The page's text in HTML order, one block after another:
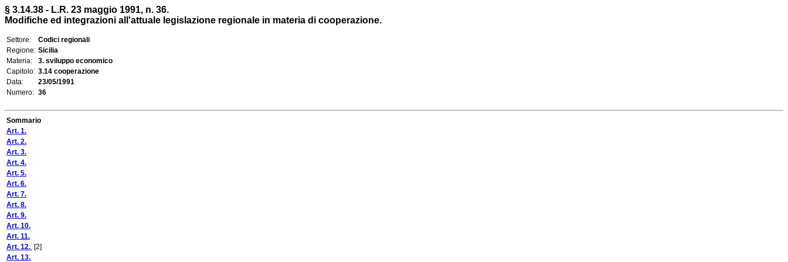
§ 3.14.38 - L.R. 23 maggio 1991, n. 36.
Modifiche ed integrazioni all'attuale legislazione regionale in materia di cooperazione.
Settore:
Codici regionali
Regione: Sicilia
Materia:
3. sviluppo economico
Capitolo: 3.14 cooperazione
Data:
23/05/1991
Numero: 36
Sommario
Art. 1.
Art. 2.
Art. 3.
Art. 4.
Art. 5.
Art. 6.
Art. 7.
Art. 8.
Art. 9.
Art. 10.
Art. 11.
Art. 12. [2]
Art. 13.